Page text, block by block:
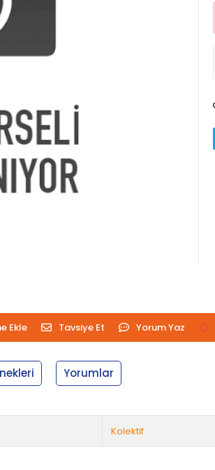
Ekle Tavsiye Et Yorum Yaz
Yorumlar
Kolektif